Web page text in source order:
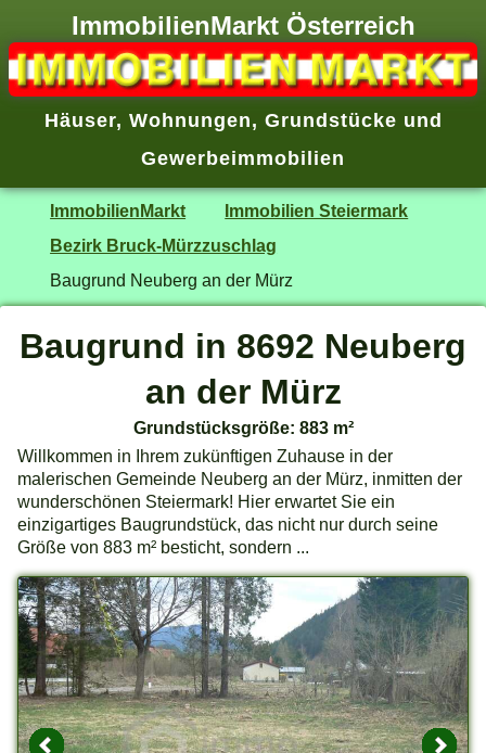
ImmobilienMarkt Österreich
Häuser, Wohnungen, Grundstücke und
Gewerbeimmobilien
ImmobilienMarkt
Immobilien Steiermark
Bezirk Bruck-Mürzzuschlag
Baugrund Neuberg an der Mürz
Baugrund in 8692 Neuberg
an der Mürz
Grundstücksgröße: 883 m²
Willkommen in Ihrem zukünftigen Zuhause in der
malerischen Gemeinde Neuberg an der Mürz, inmitten der
wunderschönen Steiermark! Hier erwartet Sie ein
einzigartiges Baugrundstück, das nicht nur durch seine
Größe von 883 m² besticht, sondern ...